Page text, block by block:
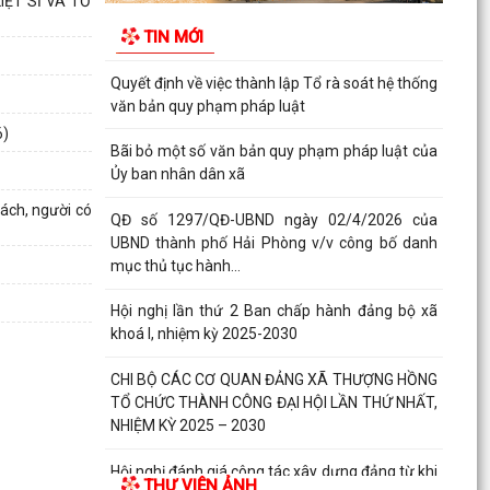
người có
TIN MỚI
biểu trên...
Quyết định về việc thành lập Tổ rà soát hệ thống
văn bản quy phạm pháp luật
Bãi bỏ một số văn bản quy phạm pháp luật của
Ủy ban nhân dân xã
QĐ số 1297/QĐ-UBND ngày 02/4/2026 của
UBND thành phố Hải Phòng v/v công bố danh
mục thủ tục hành...
Hội nghị lần thứ 2 Ban chấp hành đảng bộ xã
khoá I, nhiệm kỳ 2025-2030
CHI BỘ CÁC CƠ QUAN ĐẢNG XÃ THƯỢNG HỒNG
TỔ CHỨC THÀNH CÔNG ĐẠI HỘI LẦN THỨ NHẤT,
NHIỆM KỲ 2025 – 2030
Hội nghị đánh giá công tác xây dựng đảng từ khi
THƯ VIỆN ẢNH